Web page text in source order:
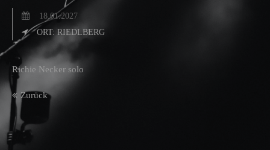
18.01.2027
ORT: RIEDLBERG
Richie Necker solo
Zurück